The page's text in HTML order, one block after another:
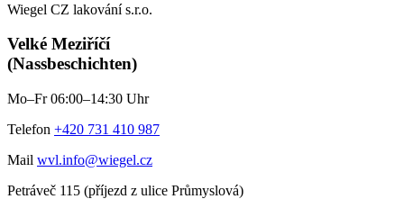
Wiegel CZ lakování s.r.o.
Velké Meziříčí
(Nassbeschichten)
Mo–Fr 06:00–14:30 Uhr
Telefon +420 731 410 987
Mail wvl.info@wiegel.cz
Petráveč 115 (příjezd z ulice Průmyslová)